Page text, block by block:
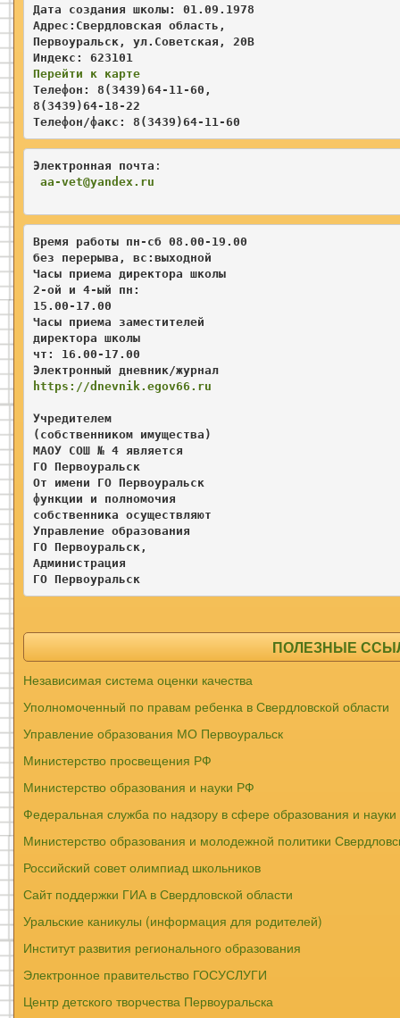
Дата создания школы: 01.09.1978
Адрес:Свердловская область,
Первоуральск, ул.Советская, 20В
Перейти к карте
Телефон: 8(3439)64-11-60,
8(3439)64-18-22
Телефон/факс: 8(3439)64-11-60
Электронная почта :
aa -vet@yandex.ru
Время работы пн-сб 08.00-19.00
без перерыва, вс:выходной
Часы приема директора школы
2-ой и 4-ый пн :
15.00-17.00
Часы приема заместителей
директора школы
чт: 16.00-17.00
Электронный дневник/журнал
https://dnevnik.egov66.ru
Учредителем
(собственником имущества)
МАОУ СОШ № 4 является
ГО Первоуральск
От имени ГО Первоуральск
функции и полномочия
собственника осуществляют
Управление образования
ГО Первоуральск,
Администрация
ГО Первоуральск
ПОЛЕЗНЫЕ
Независимая система оценки качества
Уполномоченный по правам ребенка в Свердловской области
Управление образования МО Первоуральск
Министерство просвещения РФ
Министерство образования и науки РФ
Федеральная служба по надзору в сфере образования и науки
Министерство образования и молодежной политики
Российский совет олимпиад школьников
Сайт поддержки ГИА в Свердловской области
Уральские каникулы (информация для родителей)
Институт развития регионального образования
Электронное правительство ГОСУСЛУГИ
Центр детского творчества Первоуральска